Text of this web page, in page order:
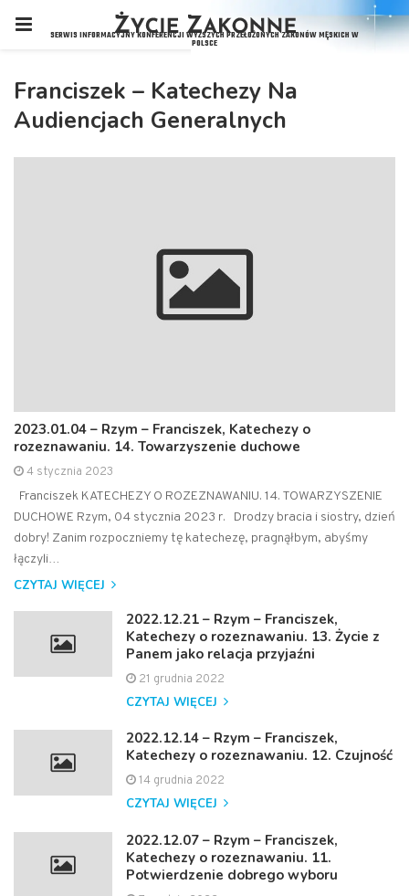
Franciszek – Katechezy Na
Audiencjach Generalnych
2023.01.04 – Rzym – Franciszek, Katechezy o
rozeznawaniu. 14. Towarzyszenie duchowe
4 stycznia 2023
Franciszek KATECHEZY O ROZEZNAWANIU. 14. TOWARZYSZENIE
DUCHOWE Rzym, 04 stycznia 2023 r. Drodzy bracia i siostry, dzień
dobry! Zanim rozpoczniemy tę katechezę, pragnąłbym, abyśmy
łączyli…
CZYTAJ WIĘCEJ
2022.12.21 – Rzym – Franciszek,
Katechezy o rozeznawaniu. 13. Życie z
Panem jako relacja przyjaźni
21 grudnia 2022
CZYTAJ WIĘCEJ
2022.12.14 – Rzym – Franciszek,
Katechezy o rozeznawaniu. 12. Czujność
14 grudnia 2022
CZYTAJ WIĘCEJ
2022.12.07 – Rzym – Franciszek,
Katechezy o rozeznawaniu. 11.
Potwierdzenie dobrego wyboru